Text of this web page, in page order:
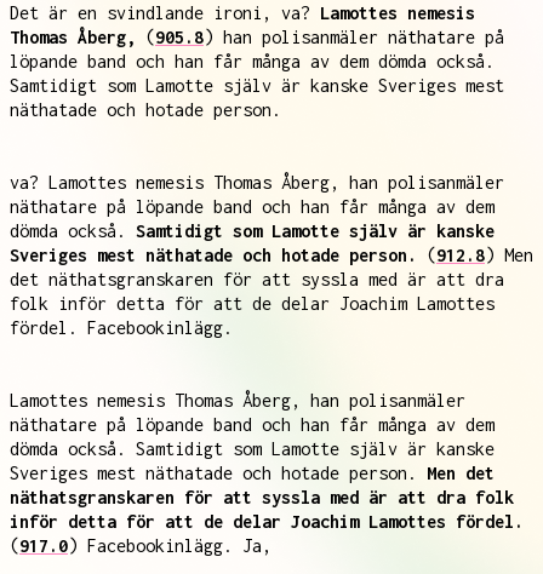
Det är en svindlande ironi, va? Lamottes nemesis
Thomas Åberg,
(905.8) han polisanmäler näthatare på
löpande band och han får många av dem dömda också.
Samtidigt som Lamotte själv är kanske Sveriges mest
näthatade och hotade person.
va? Lamottes nemesis Thomas Åberg, han polisanmäler
näthatare på löpande band och han får många av dem
dömda också. Samtidigt som Lamotte själv är kanske
Sveriges mest näthatade och hotade person.
(912.8) Men
det näthatsgranskaren för att syssla med är att dra
folk inför detta för att de delar Joachim Lamottes
fördel. Facebookinlägg.
Lamottes nemesis Thomas Åberg, han polisanmäler
näthatare på löpande band och han får många av dem
dömda också. Samtidigt som Lamotte själv är kanske
Sveriges mest näthatade och hotade person. Men det
näthatsgranskaren för att syssla med är att dra folk
inför detta för att de delar Joachim Lamottes fördel.
(917.0) Facebookinlägg. Ja,